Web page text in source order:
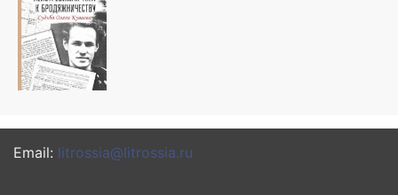
Email: litrossia@litrossia.ru